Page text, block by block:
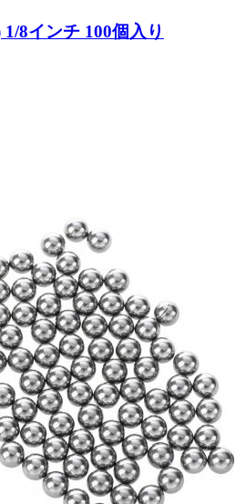
8インチ 100個入り